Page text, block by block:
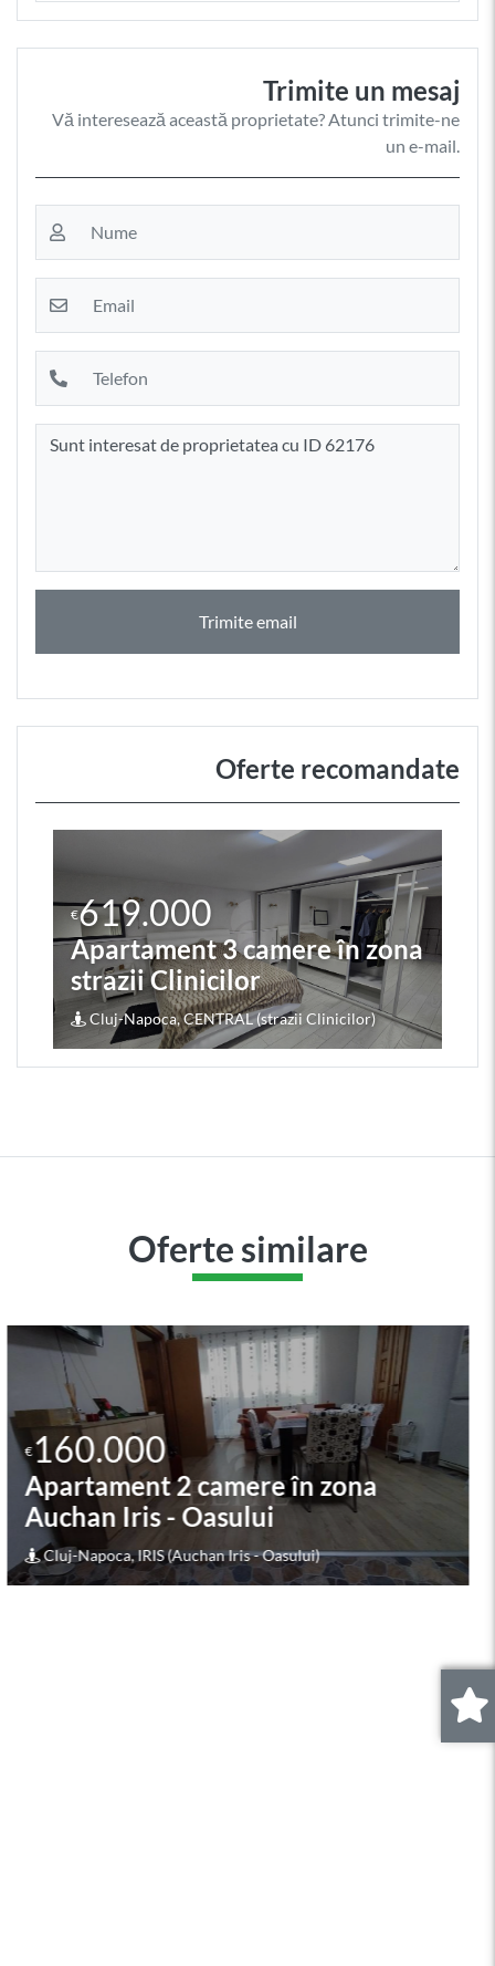
Trimite un mesaj
Vă interesează această proprietate? Atunci trimite-ne
un e-mail.
Trimite email
Oferte recomandate
€619.000
Apartament 3 camere în zona
strazii Clinicilor
Cluj-Napoca, CENTRAL (strazii Clinicilor)
Oferte similare